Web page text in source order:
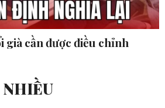
cần được điều chỉnh